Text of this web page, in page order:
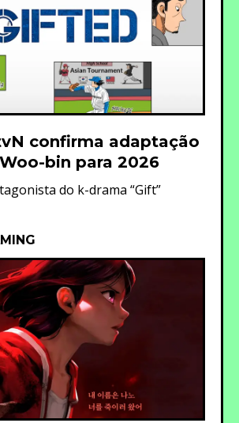
confirma adaptação
bin para 2026
do k-drama “Gift”